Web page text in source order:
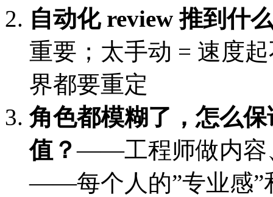
自动化 review 推到什
重要；太手动 = 速度
界都要重定
角色都模糊了，怎么
值？——工程师做内容
——每个人的”专业感”